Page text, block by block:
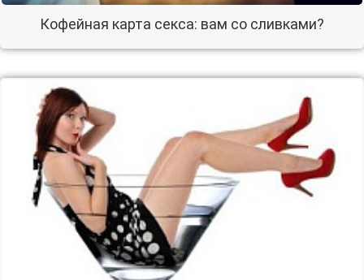
Кофейная карта секса: вам со сливками?